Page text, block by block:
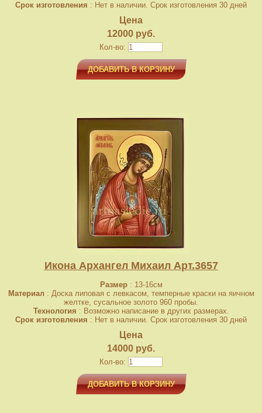
Срок изготовления : Нет в наличии. Срок изготовления 30 дней
Цена
12000 руб.
Кол-во:
ДОБАВИТЬ В КОРЗИНУ
Икона Архангел Михаил Арт.3657
Размер: 13-16см
Материал: Доска липовая с левкасом, темперные краски на яичном
желтке, сусальное золото 960 пробы.
Технология : Возможно написание в других размерах.
Срок изготовления : Нет в наличии. Срок изготовления 30 дней
Цена
14000 руб.
Кол-во:
ДОБАВИТЬ В КОРЗИНУ